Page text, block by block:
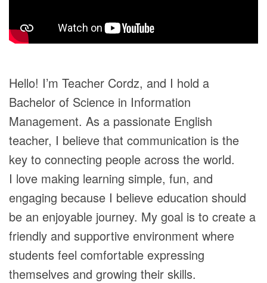
Hello! I’m Teacher Cordz, and I hold a
Bachelor of Science in Information
Management. As a passionate English
teacher, I believe that communication is the
key to connecting people across the world.
I love making learning simple, fun, and
engaging because I believe education should
be an enjoyable journey. My goal is to create a
friendly and supportive environment where
students feel comfortable expressing
themselves and growing their skills.